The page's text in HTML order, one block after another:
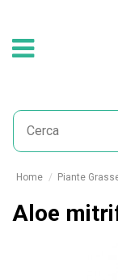
Home Piante
Aloe